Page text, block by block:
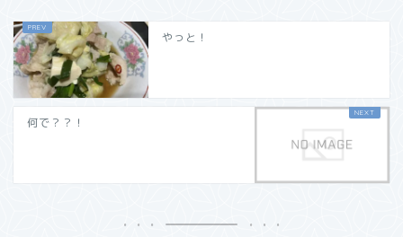
やっと！
何で？？！